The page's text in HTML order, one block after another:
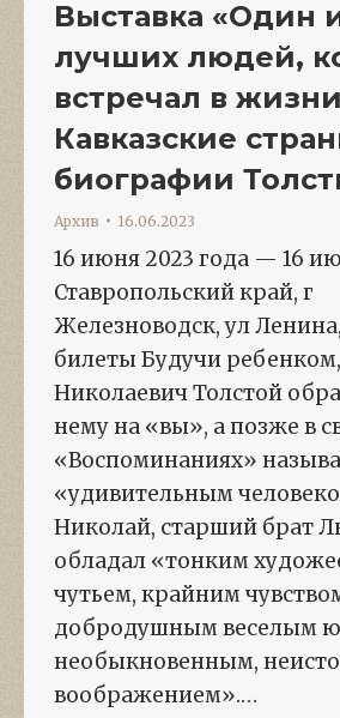
Выставка «Один
лучших людей,
встречал в
Кавказские
биографии
Архив 16.06.2023
16 июня 2023 года — 16
Ставропольский край, г
Железноводск, ул
билеты Будучи
Николаевич Толстой
нему на «вы», а позже в
«Воспоминаниях»
«удивительным
Николай, старший брат
обладал «тонким
чутьем, крайним
добродушным веселым
необыкновенным,
воображением».…